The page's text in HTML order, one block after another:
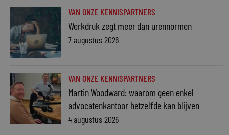
VAN ONZE KENNISPARTNERS
Werkdruk zegt meer dan urennormen
7 augustus 2026
VAN ONZE KENNISPARTNERS
Martin Woodward: waarom geen enkel
advocatenkantoor hetzelfde kan blijven
4 augustus 2026